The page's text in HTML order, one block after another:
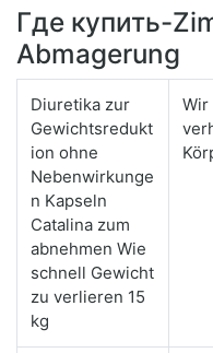
Где купить-
Abmagerung
Diuretika zur
Gewichtsredukt
ion ohne
Nebenwirkunge
n Kapseln
Catalina zum
abnehmen Wie
schnell Gewicht
zu verlieren 15
kg
Wir